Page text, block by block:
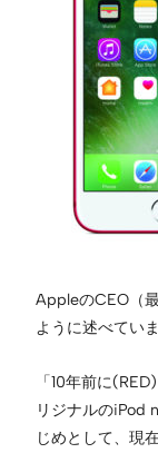
AppleのCEO（
ように述べていま
「10年前に
リジナルのiPod
じめとして、現